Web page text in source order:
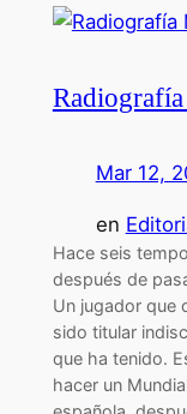
Mar 12,
en
Hace seis
después de
Un jugador que
sido titular
que ha tenido.
hacer un